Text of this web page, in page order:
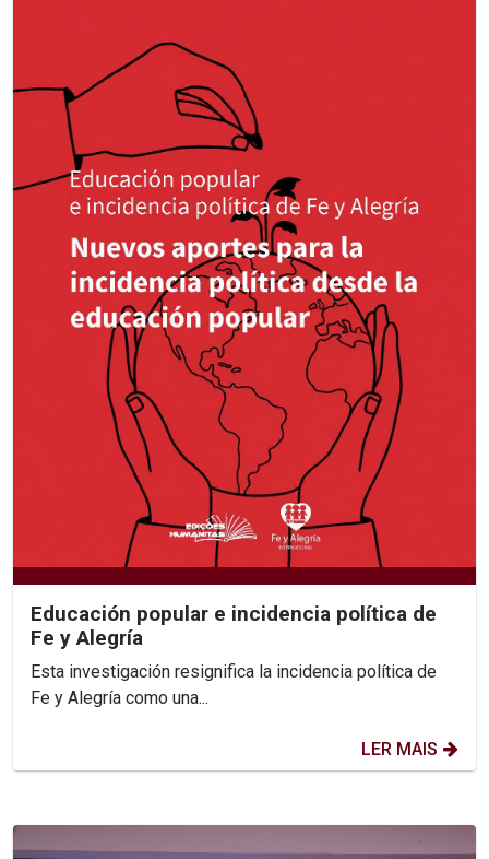
Educación popular e incidencia política de
Fe y Alegría
Esta investigación resignifica la incidencia política de
Fe y Alegría como una...
LER MAIS